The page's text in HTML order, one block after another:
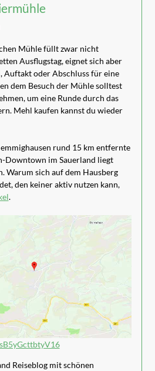
Mühle füllt zwar nicht
Ausflugstag, eignet sich aber
Auftakt oder Abschluss für eine
dem Besuch der Mühle solltest
um eine Runde durch das
Mehl kaufen kannst du wieder
rund 15 km entfernte
Downtown im Sauerland liegt
Warum sich auf dem Hausberg
den keiner aktiv nutzen kann,
.
Reiseblog mit schönen